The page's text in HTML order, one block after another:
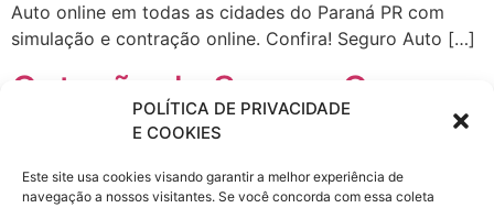
POLÍTICA DE PRIVACIDADE
E COOKIES
Este site usa cookies visando garantir a melhor experiência de
navegação a nossos visitantes. Se você concorda com essa coleta
Auto online em todas as cidades do Paraná PR com
simulação e contração online. Confira! Seguro Auto […]
Cotação de Seguro Carro –
Seguro Auto
Contrate Seguro Automóvel mais barato em São Paulo,